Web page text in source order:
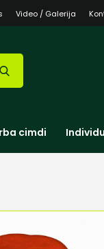
Video / Galerija
cimdi